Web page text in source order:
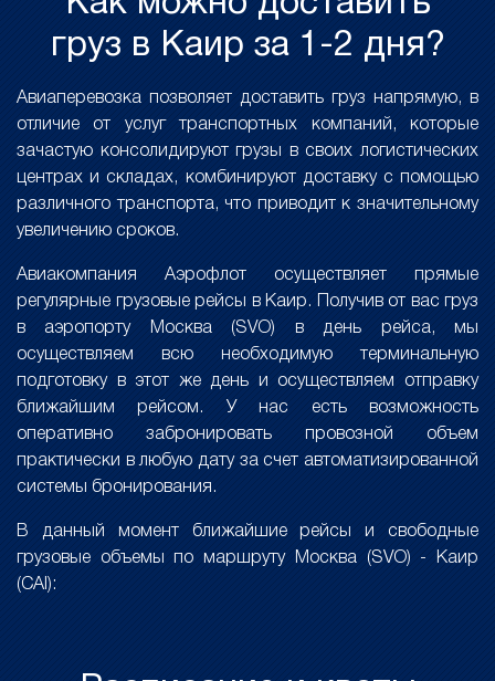
груз в Каир за 1-2 дня?
Авиаперевозка позволяет доставить груз напрямую, в
отличие от услуг транспортных компаний, которые
зачастую консолидируют грузы в своих логистических
центрах и складах, комбинируют доставку с помощью
различного транспорта, что приводит к значительному
увеличению сроков.
Авиакомпания Аэрофлот осуществляет прямые
регулярные грузовые рейсы в Каир. Получив от вас груз
в аэропорту Москва (SVO) в день рейса, мы
осуществляем всю необходимую терминальную
подготовку в этот же день и осуществляем отправку
ближайшим рейсом. У нас есть возможность
оперативно забронировать провозной объем
практически в любую дату за счет автоматизированной
системы бронирования.
В данный момент ближайшие рейсы и свободные
грузовые объемы по маршруту Москва (SVO) - Каир
(CAI):